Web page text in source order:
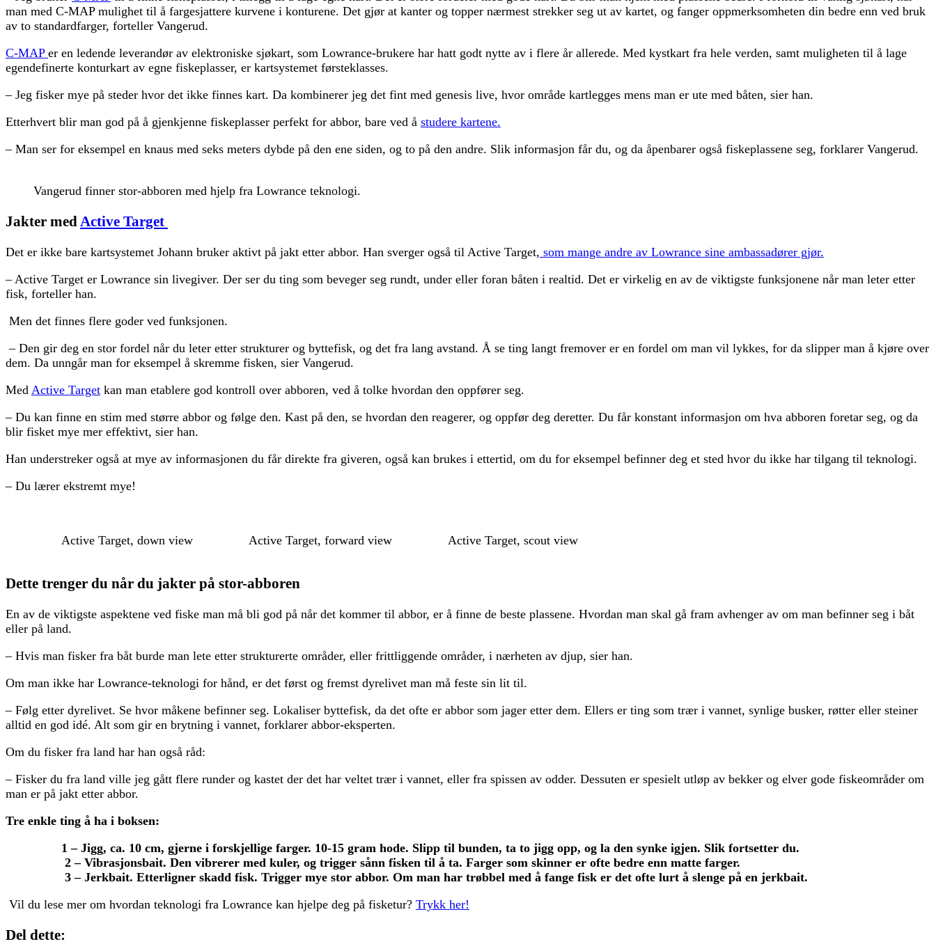
man med C-MAP mulighet til å fargesjattere kurvene i konturene. Det gjør at kanter og topper nærmest strekker seg ut av kartet, og fanger oppmerksomheten din bedre enn ved bruk
av to standardfarger, forteller Vangerud.
C-MAP er en ledende leverandør av elektroniske sjøkart, som Lowrance-brukere har hatt godt nytte av i flere år allerede. Med kystkart fra hele verden, samt muligheten til å lage
egendefinerte konturkart av egne fiskeplasser, er kartsystemet førsteklasses.
– Jeg fisker mye på steder hvor det ikke finnes kart. Da kombinerer jeg det fint med genesis live, hvor område kartlegges mens man er ute med båten, sier han.
Etterhvert blir man god på å gjenkjenne fiskeplasser perfekt for abbor, bare ved å studere kartene.
– Man ser for eksempel en knaus med seks meters dybde på den ene siden, og to på den andre. Slik informasjon får du, og da åpenbarer også fiskeplassene seg, forklarer Vangerud.
Vangerud finner stor-abboren med hjelp fra Lowrance teknologi.
Jakter med Active Target
Det er ikke bare kartsystemet Johann bruker aktivt på jakt etter abbor. Han sverger også til Active Target, som mange andre av Lowrance sine ambassadører gjør.
– Active Target er Lowrance sin livegiver. Der ser du ting som beveger seg rundt, under eller foran båten i realtid. Det er virkelig en av de viktigste funksjonene når man leter etter
fisk, forteller han.
Men det finnes flere goder ved funksjonen.
– Den gir deg en stor fordel når du leter etter strukturer og byttefisk, og det fra lang avstand. Å se ting langt fremover er en fordel om man vil lykkes, for da slipper man å kjøre over
dem. Da unngår man for eksempel å skremme fisken, sier Vangerud.
Med Active Target kan man etablere god kontroll over abboren, ved å tolke hvordan den oppfører seg.
– Du kan finne en stim med større abbor og følge den. Kast på den, se hvordan den reagerer, og oppfør deg deretter. Du får konstant informasjon om hva abboren foretar seg, og da
blir fisket mye mer effektivt, sier han.
Han understreker også at mye av informasjonen du får direkte fra giveren, også kan brukes i ettertid, om du for eksempel befinner deg et sted hvor du ikke har tilgang til teknologi.
– Du lærer ekstremt mye!
Active Target, down view Active Target, forward view Active Target, scout view
Dette trenger du når du jakter på stor-abboren
En av de viktigste aspektene ved fiske man må bli god på når det kommer til abbor, er å finne de beste plassene. Hvordan man skal gå fram avhenger av om man befinner seg i båt
eller på land.
– Hvis man fisker fra båt burde man lete etter strukturerte områder, eller frittliggende områder, i nærheten av djup, sier han.
Om man ikke har Lowrance-teknologi for hånd, er det først og fremst dyrelivet man må feste sin lit til.
– Følg etter dyrelivet. Se hvor måkene befinner seg. Lokaliser byttefisk, da det ofte er abbor som jager etter dem. Ellers er ting som trær i vannet, synlige busker, røtter eller steiner
alltid en god idé. Alt som gir en brytning i vannet, forklarer abbor-eksperten.
Om du fisker fra land har han også råd:
– Fisker du fra land ville jeg gått flere runder og kastet der det har veltet trær i vannet, eller fra spissen av odder. Dessuten er spesielt utløp av bekker og elver gode fiskeområder om
man er på jakt etter abbor.
Tre enkle ting å ha i boksen:
1 – Jigg, ca. 10 cm, gjerne i forskjellige farger. 10-15 gram hode. Slipp til bunden, ta to jigg opp, og la den synke igjen. Slik fortsetter du.
2 – Vibrasjonsbait. Den vibrerer med kuler, og trigger sånn fisken til å ta. Farger som skinner er ofte bedre enn matte farger.
3 – Jerkbait. Etterligner skadd fisk. Trigger mye stor abbor. Om man har trøbbel med å fange fisk er det ofte lurt å slenge på en jerkbait.
Vil du lese mer om hvordan teknologi fra Lowrance kan hjelpe deg på fisketur? Trykk her!
Del dette: